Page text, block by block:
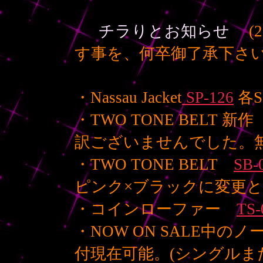
チラりとお知らせ
す事を、何卒御了承下さ
・Nassau JacketSP-126 各
・TWO TONE BELT 新
訳ございませんでした。
・TWO TONE BELT SB-
ピンク×ブラックに変更
・コインローファー
・NOW ON SALE中の
付現在可能。(シングル